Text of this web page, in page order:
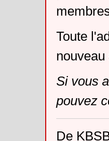
Toute
nouveau
Si vous
pouvez
De